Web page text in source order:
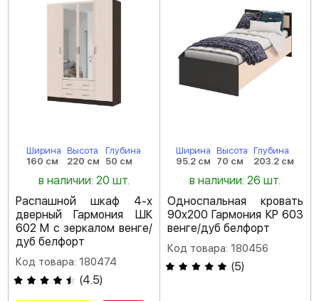
Ширина
160 см
Высота
220 см
Глубина
50 см
в наличии: 20 шт.
Распашной шкаф 4-х
дверный Гармония ШК
602 М с зеркалом венге/
дуб белфорт
Код товара: 180474
(4.5)
Ширина
95.2 см
Высота
70 см
Глубина
203.2 см
в наличии: 26 шт.
Односпальная кровать
90х200 Гармония КР 603
венге/дуб белфорт
Код товара: 180456
(5)